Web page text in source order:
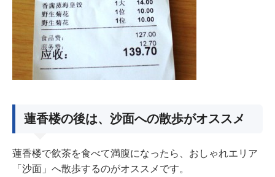
蓮香楼の後は、沙面への散歩がオススメ
蓮香楼で飲茶を食べて満腹になったら、おしゃれエリア
「沙面」へ散歩するのがオススメです。